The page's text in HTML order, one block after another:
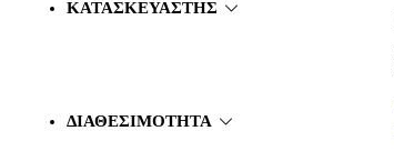
ΚΑΤΑΣΚΕΥΑΣΤΉΣ
ΔΙΑΘΕΣΙΜΌΤΗΤΑ